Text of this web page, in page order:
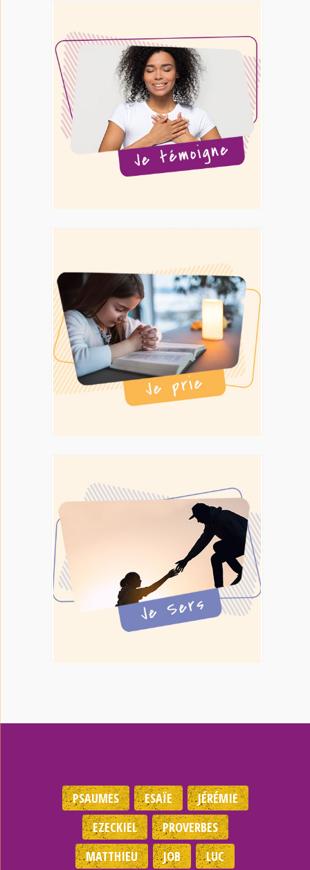
PSAUMES ESAÏE
JÉRÉMIE
EZECKIEL
PROVERBES
MATTHIEU
JOB LUC